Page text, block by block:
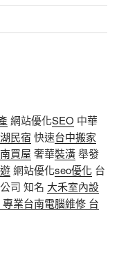
網站優化SEO 中華
民宿 快速台中搬家
買屋 奢華裝潢舉發
網站優化seo優化 台
公司 知名 大禾室內設
專業台南電腦維修 台